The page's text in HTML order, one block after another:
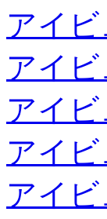
アイ
アイ
アイ
アイ
アイ